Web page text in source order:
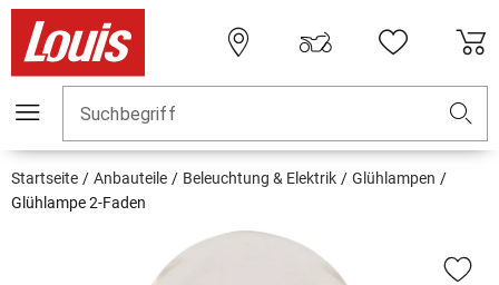
Suchbegriff
Startseite Anbauteile Beleuchtung & Elektrik
Glühlampen
Glühlampe 2-Faden